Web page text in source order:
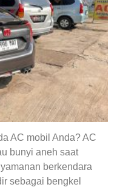
AC mobil Anda? AC
bunyi aneh saat
berkendara
sebagai bengkel